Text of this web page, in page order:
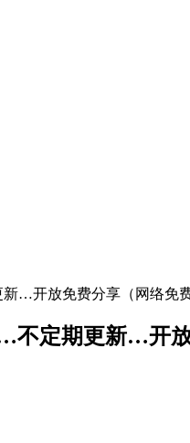
…开放免费分享（网络免
不定期更新…开